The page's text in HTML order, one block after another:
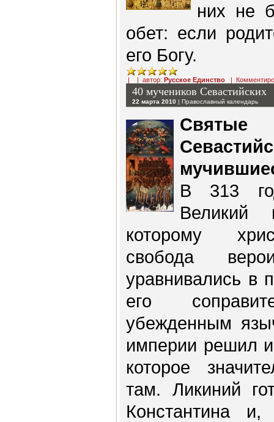
них не
обет: если
его Богу.
| | автор: Русское Единство |
40 мучеников Севастийских
22 марта 2010 | Православный календарь
В 313
Великий
которому
свобода
уравнивались в
его
убежденным
империи решил
которое
там. Ликиний
Константина